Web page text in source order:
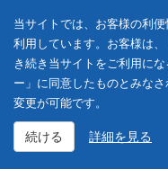
当サイトでは、お客様の利
利用しています。お客様は
き続き当サイトをご利用に
ー」に同意したものとみな
変更が可能です。
続ける 詳細を見る